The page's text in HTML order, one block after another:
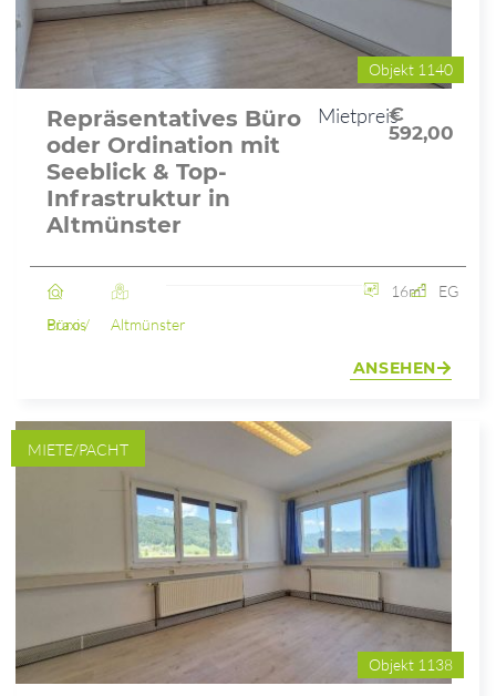
Objekt 1140
Repräsentatives Büro
oder Ordination mit
Seeblick & Top-
Infrastruktur in
Altmünster
Mietpreis
€
592,00
Büro / Praxis Altmünster
16m² EG
ANSEHEN
MIETE/PACHT
Objekt 1138